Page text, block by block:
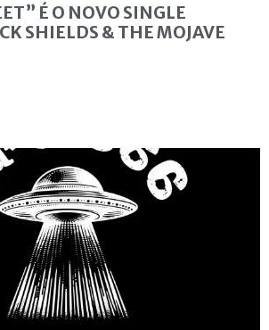
É O NOVO SINGLE
SHIELDS & THE MOJAVE